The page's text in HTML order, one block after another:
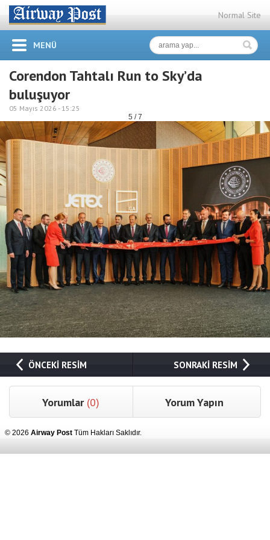
Normal Site
MENÜ
Corendon Tahtalı Run to Sky’da
buluşuyor
05 Mayıs 2026 - 15:25
5 / 7
ÖNCEKİ RESİM SONRAKİ RESİM
Yorumlar (0) Yorum Yapın
© 2026 Airway Post Tüm Hakları Saklıdır.